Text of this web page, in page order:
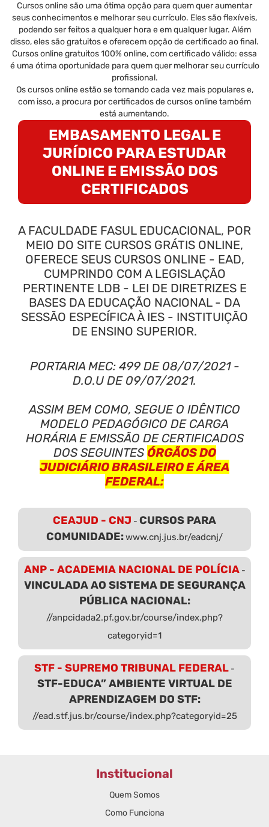
Cursos online são uma ótima opção para quem quer aumentar
seus conhecimentos e melhorar seu currículo. Eles são flexíveis,
podendo ser feitos a qualquer hora e em qualquer lugar. Além
disso, eles são gratuitos e oferecem opção de certificado ao final.
Cursos online gratuitos 100% online, com certificado válido: essa
é uma ótima oportunidade para quem quer melhorar seu currículo
profissional.
Os cursos online estão se tornando cada vez mais populares e,
com isso, a procura por certificados de cursos online também
está aumentando.
EMBASAMENTO LEGAL E
JURÍDICO PARA ESTUDAR
ONLINE E EMISSÃO DOS
CERTIFICADOS
A FACULDADE FASUL EDUCACIONAL, POR
MEIO DO SITE CURSOS GRÁTIS ONLINE,
OFERECE SEUS CURSOS ONLINE - EAD,
CUMPRINDO COM A LEGISLAÇÃO
PERTINENTE LDB - LEI DE DIRETRIZES E
BASES DA EDUCAÇÃO NACIONAL - DA
SESSÃO ESPECÍFICA À IES - INSTITUIÇÃO
DE ENSINO SUPERIOR.
PORTARIA MEC: 499 DE 08/07/2021 -
D.O.U DE 09/07/2021.
ASSIM BEM COMO, SEGUE O IDÊNTICO
MODELO PEDAGÓGICO DE CARGA
HORÁRIA E EMISSÃO DE CERTIFICADOS
DOS SEGUINTES ÓRGÃOS DO
JUDICIÁRIO BRASILEIRO E ÁREA
FEDERAL:
CEAJUD - CNJ - CURSOS PARA
COMUNIDADE:www.cnj.jus.br/eadcnj/
ANP - ACADEMIA NACIONAL DE POLÍCIA-
VINCULADA AO SISTEMA DE SEGURANÇA
PÚBLICA NACIONAL:
//anpcidada2.pf.gov.br/course/index.php?
categoryid=1
STF - SUPREMO TRIBUNAL FEDERAL -
STF-EDUCA” AMBIENTE VIRTUAL DE
APRENDIZAGEM DO STF:
//ead.stf.jus.br/course/index.php?categoryid=25
Institucional
Quem Somos
Como Funciona